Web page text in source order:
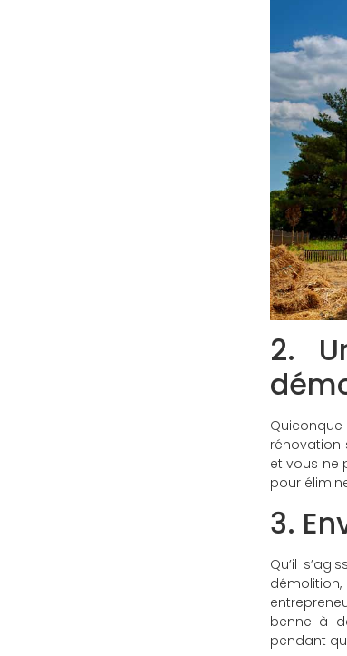
2.
rénovation
et vous ne
pour
3.
Qu’il
benne à
pendant